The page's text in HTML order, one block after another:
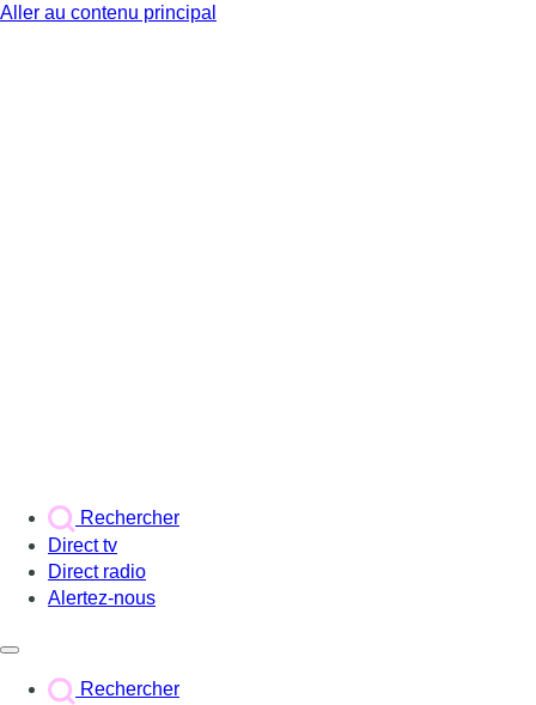
Aller au contenu principal
Rechercher
Direct tv
Direct radio
Alertez-nous
Rechercher